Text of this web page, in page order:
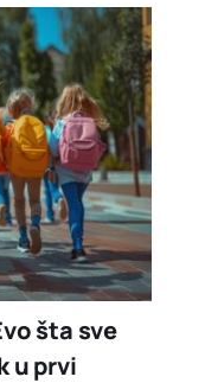
šta sve
u prvi